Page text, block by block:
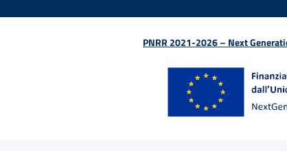
PNRR 2021-2026 – Next